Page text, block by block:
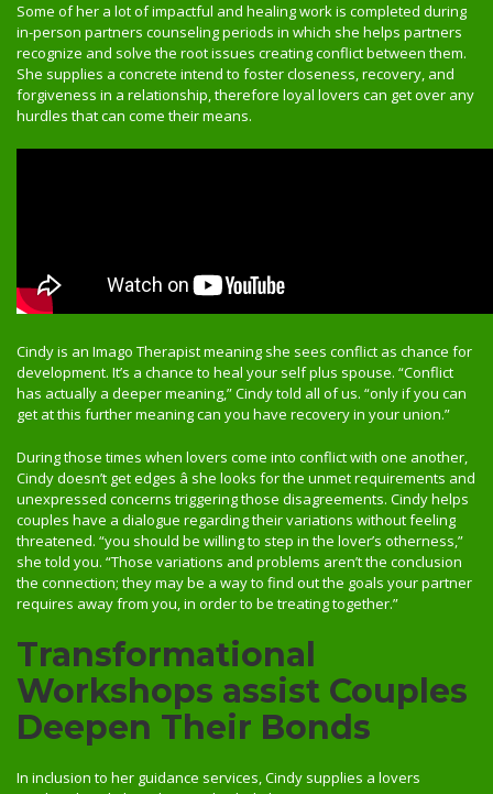
Some of her a lot of impactful and healing work is completed during
in-person partners counseling periods in which she helps partners
recognize and solve the root issues creating conflict between them.
She supplies a concrete intend to foster closeness, recovery, and
forgiveness in a relationship, therefore loyal lovers can get over any
hurdles that can come their means.
Cindy is an Imago Therapist meaning she sees conflict as chance for
development. It’s a chance to heal your self plus spouse. “Conflict
has actually a deeper meaning,” Cindy told all of us. “only if you can
get at this further meaning can you have recovery in your union.”
During those times when lovers come into conflict with one another,
Cindy doesn’t get edges â she looks for the unmet requirements and
unexpressed concerns triggering those disagreements. Cindy helps
couples have a dialogue regarding their variations without feeling
threatened. “you should be willing to step in the lover’s otherness,”
she told you. “Those variations and problems aren’t the conclusion
the connection; they may be a way to find out the goals your partner
requires away from you, in order to be treating together.”
Transformational
Workshops assist Couples
Deepen Their Bonds
In inclusion to her guidance services, Cindy supplies a lovers